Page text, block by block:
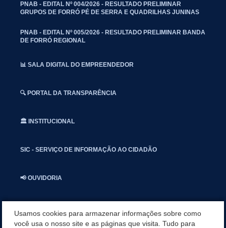
PNAB - EDITAL Nº 004/2026 - RESULTADO PRELIMINAR
GRUPOS DE FORRÓ PÉ DE SERRA E QUADRILHAS JUNINAS
PNAB - EDITAL Nº 005/2026 - RESULTADO PRELIMINAR BANDA
DE FORRÓ REGIONAL
📊 SALA DIGITAL DO EMPREENDEDOR
🔍 PORTAL DA TRANSPARÊNCIA
🏛️ INSTITUCIONAL
SIC - SERVIÇO DE INFORMAÇÃO AO CIDADÃO
📢 OUVIDORIA
Usamos cookies para armazenar informações sobre como
você usa o nosso site e as páginas que visita. Tudo para